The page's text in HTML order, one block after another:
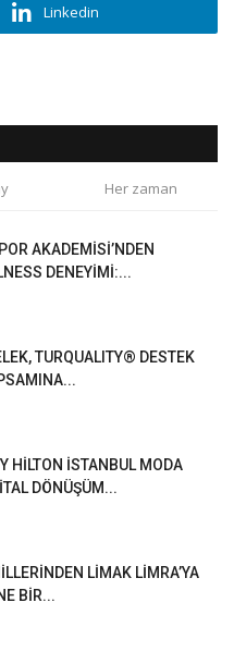
Linkedin
Her zaman
AKADEMİSİ’NDEN
DENEYİMİ:...
TURQUALITY® DESTEK
HİLTON İSTANBUL MODA
DÖNÜŞÜM...
LİMAK LİMRA’YA
BİR...